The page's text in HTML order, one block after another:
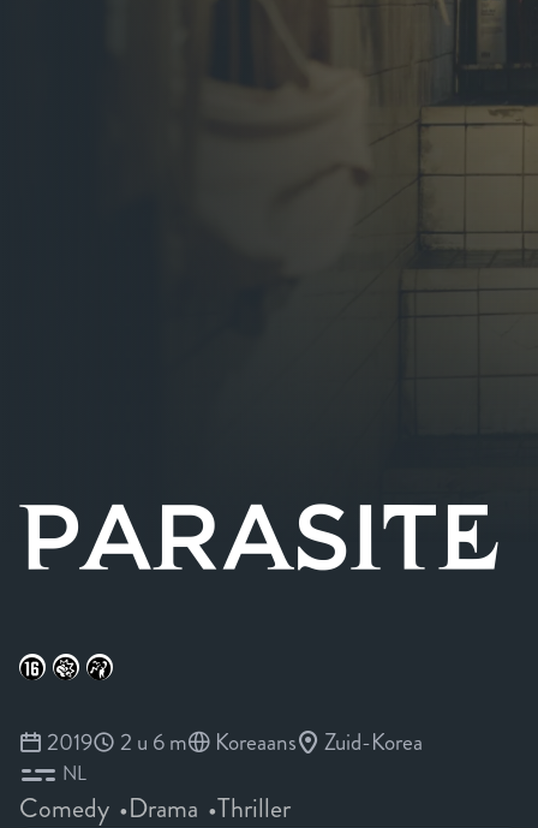
2019 2 u 6 m Koreaans Zuid-Korea
NL
Comedy Drama Thriller